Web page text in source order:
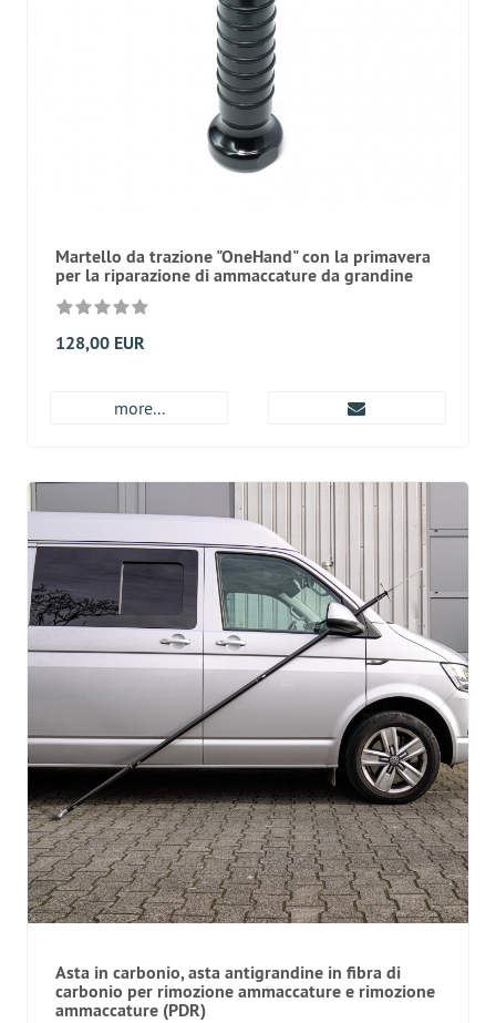
Martello da trazione "OneHand" con la primavera
per la riparazione di ammaccature da grandine
128,00 EUR
more...
Asta in carbonio, asta antigrandine in fibra di
carbonio per rimozione ammaccature e rimozione
ammaccature (PDR)